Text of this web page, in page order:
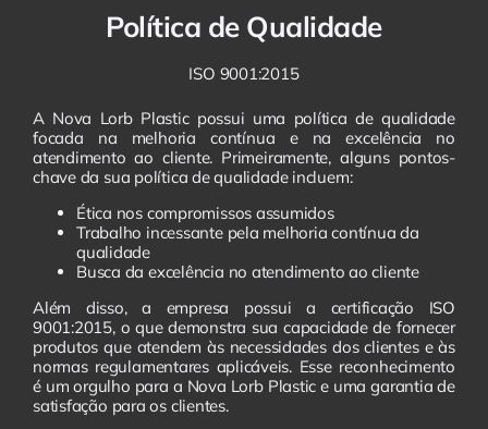
Política de Qualidade
ISO 9001:2015
A Nova Lorb Plastic possui uma política de qualidade
focada na melhoria contínua e na excelência no
atendimento ao cliente. Primeiramente, alguns pontos-
chave da sua política de qualidade incluem:
Ética nos compromissos assumidos
Trabalho incessante pela melhoria contínua da
qualidade
Busca da excelência no atendimento ao cliente
Além disso, a empresa possui a certificação ISO
9001:2015, o que demonstra sua capacidade de fornecer
produtos que atendem às necessidades dos clientes e às
normas regulamentares aplicáveis. Esse reconhecimento
é um orgulho para a Nova Lorb Plastic e uma garantia de
satisfação para os clientes.